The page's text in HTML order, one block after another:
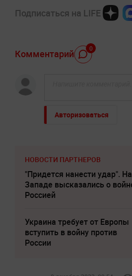
Подписаться на LIFE
Комментарий 0
Авторизоваться
НОВОСТИ ПАРТНЕРОВ
"Придется нанести удар". На
Западе высказались о
Россией
Украина требует от Европы
вступить в войну против
России